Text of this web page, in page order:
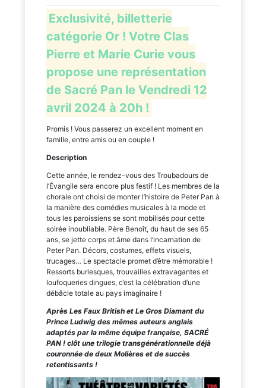
Exclusivité, billetterie
catégorie Or ! Votre Clas
Pierre et Marie Curie vous
propose une représentation
de Sacré Pan le Vendredi 12
avril 2024 à 20h !
Promis ! Vous passerez un excellent moment en
famille, entre amis ou en couple !
Description
Cette année, le rendez-vous des Troubadours de
l’Évangile sera encore plus festif ! Les membres de la
chorale ont choisi de monter l’histoire de Peter Pan à
la manière des comédies musicales à la mode et
tous les paroissiens se sont mobilisés pour cette
soirée inoubliable. Père Benoît, du haut de ses 65
ans, se jette corps et âme dans l’incarnation de
Peter Pan. Décors, costumes, effets visuels,
trucages… Le spectacle promet d’être mémorable !
Ressorts burlesques, trouvailles extravagantes et
loufoqueries dingues, c’est la célébration d’une
débâcle totale au pays imaginaire !
Après Les Faux British et Le Gros Diamant du
Prince Ludwig des mêmes auteurs anglais
adaptés par la même équipe française, SACRÉ
PAN ! clôt une trilogie transgénérationnelle déjà
couronnée de deux Molières et de succès
retentissants !